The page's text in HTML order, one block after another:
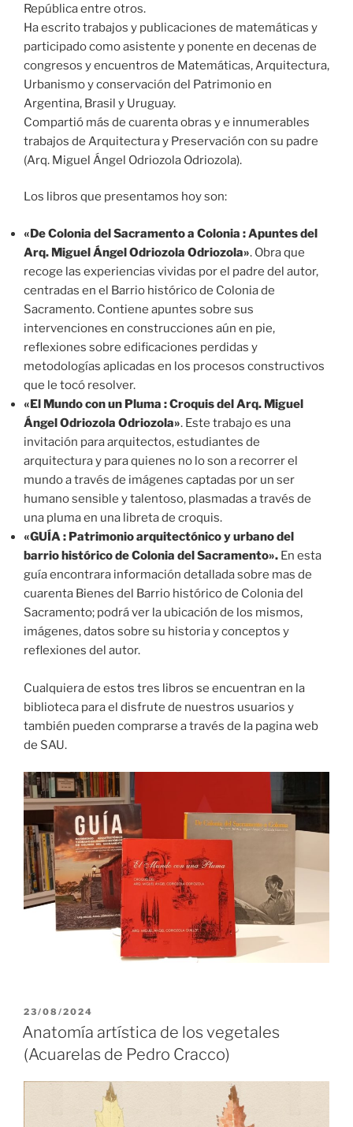
República entre otros.
Ha escrito trabajos y publicaciones de matemáticas y
participado como asistente y ponente en decenas de
congresos y encuentros de Matemáticas, Arquitectura,
Urbanismo y conservación del Patrimonio en
Argentina, Brasil y Uruguay.
Compartió más de cuarenta obras y e innumerables
trabajos de Arquitectura y Preservación con su padre
(Arq. Miguel Ángel Odriozola Odriozola).
Los libros que presentamos hoy son:
«De Colonia del Sacramento a Colonia : Apuntes del
Arq. Miguel Ángel Odriozola Odriozola». Obra que
recoge las experiencias vividas por el padre del autor,
centradas en el Barrio histórico de Colonia de
Sacramento. Contiene apuntes sobre sus
intervenciones en construcciones aún en pie,
reflexiones sobre edificaciones perdidas y
metodologías aplicadas en los procesos constructivos
que le tocó resolver.
«El Mundo con un Pluma : Croquis del Arq. Miguel
Ángel Odriozola Odriozola». Este trabajo es una
invitación para arquitectos, estudiantes de
arquitectura y para quienes no lo son a recorrer el
mundo a través de imágenes captadas por un ser
humano sensible y talentoso, plasmadas a través de
una pluma en una libreta de croquis.
«GUÍA : Patrimonio arquitectónico y urbano del
barrio histórico de Colonia del Sacramento». En esta
guía encontrara información detallada sobre mas de
cuarenta Bienes del Barrio histórico de Colonia del
Sacramento; podrá ver la ubicación de los mismos,
imágenes, datos sobre su historia y conceptos y
reflexiones del autor.
Cualquiera de estos tres libros se encuentran en la
biblioteca para el disfrute de nuestros usuarios y
también pueden comprarse a través de la pagina web
de SAU.
PUBLICADO
EL
23/08/2024
Anatomía artística de los vegetales
(Acuarelas de Pedro Cracco)